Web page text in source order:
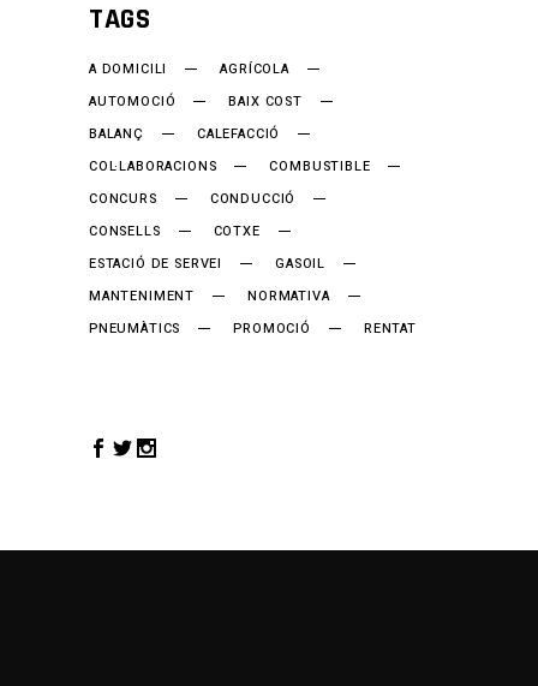
TAGS
A DOMICILI
AGRÍCOLA
AUTOMOCIÓ
BAIX COST
BALANÇ
CALEFACCIÓ
COL·LABORACIONS
COMBUSTIBLE
CONCURS
CONDUCCIÓ
CONSELLS
COTXE
ESTACIÓ DE SERVEI
GASOIL
MANTENIMENT
NORMATIVA
PNEUMÀTICS
PROMOCIÓ RENTAT